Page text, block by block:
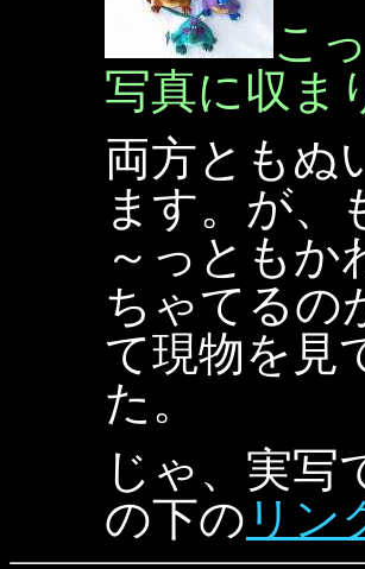
こ
写真に収ま
両方ともぬ
ます。が、
～っともか
ちゃてるの
て現物を見
た。
じゃ、実写
の下の リン